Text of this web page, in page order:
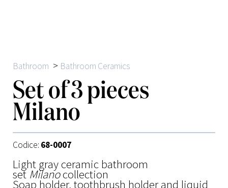
Bathroom > Bathroom Ceramics
Set of 3 pieces
Milano
Codice: 68-0007
Light gray ceramic bathroom
set Milanocollection
Soap holder, toothbrush holder and liquid